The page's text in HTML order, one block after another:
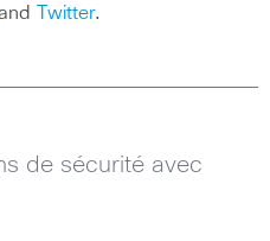
Twitter.
de sécurité avec